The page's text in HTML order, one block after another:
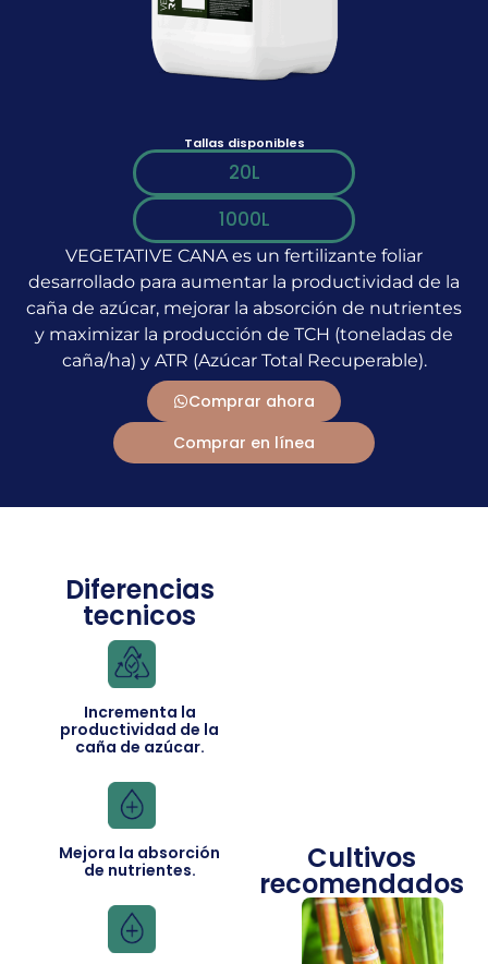
Tallas disponibles
20L
1000L
VEGETATIVE CANA es un fertilizante foliar
desarrollado para aumentar la productividad de la
caña de azúcar, mejorar la absorción de nutrientes
y maximizar la producción de TCH (toneladas de
caña/ha) y ATR (Azúcar Total Recuperable).
Comprar ahora
Comprar en línea
Diferencias
tecnicos
Incrementa la
productividad de la
caña de azúcar.
Mejora la absorción
de nutrientes.
Cultivos
recomendados